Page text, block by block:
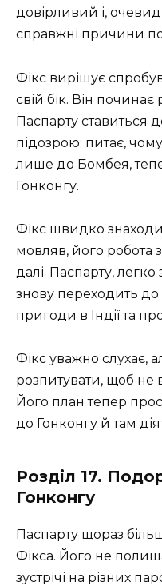
довірливий і,
справжні причини
Фікс вирішує
свій бік. Він
Паспарту ставиться
підозрою: питає,
лише до Бомбея,
Гонконгу.
Фікс швидко
мовляв, його робота
далі. Паспарту,
знову переходить до
пригоди в Індії та
Фікс уважно слухає,
розпитувати, щоб не
Його план тепер
до Гонконгу й там
Розділ 17.
Гонконгу
Паспарту щораз
Фікса. Його не
зустрічі на різних